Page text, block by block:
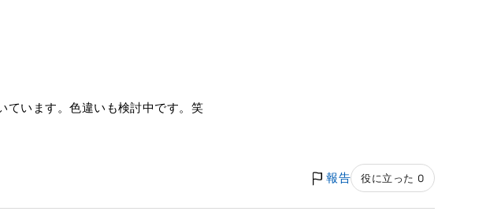
ています。色違いも検討中です。笑
報告 役に立った 0